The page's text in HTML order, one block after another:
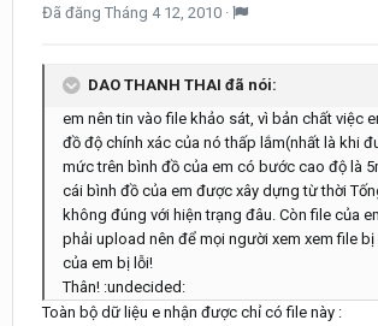
Đã đăng Tháng 4 12, 2010 ·
DAO THANH THAI đã nói:
em nên tin vào file khảo sát, vì bản chất việc
đồ độ chính xác của nó thấp lắm(nhất là khi
mức trên bình đồ của em có bước cao độ là
cái bình đồ của em được xây dựng từ thời
không đúng với hiện trạng đâu. Còn file của
phải upload nên để mọi người xem xem file bị
của em bị lỗi!
Thân! :undecided:
Toàn bộ dữ liệu e nhận được chỉ có file này :